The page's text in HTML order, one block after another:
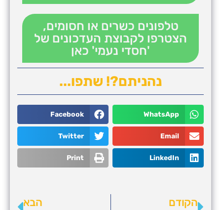
טלפונים כשרים או חסומים,
הצטרפו לקבוצת העדכונים של
'חסדי נעמי' כאן
נהניתם?! שתפו...
WhatsApp
Facebook
Email
Twitter
LinkedIn
Print
הקודם הבא